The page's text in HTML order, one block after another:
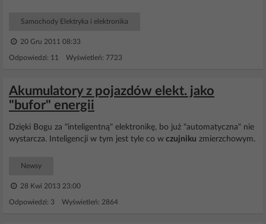
Samochody Elektryka i elektronika
20 Gru 2011 08:33
Odpowiedzi: 11 Wyświetleń: 7723
Akumulatory z pojazdów elekt. jako
"bufor" energii
Dzięki Bogu za "inteligentną" elektronikę, bo już "automatyczna" nie
wystarcza. Inteligencji w tym jest tyle co w czujniku zmierzchowym.
Newsy
28 Kwi 2013 23:00
Odpowiedzi: 3 Wyświetleń: 2864